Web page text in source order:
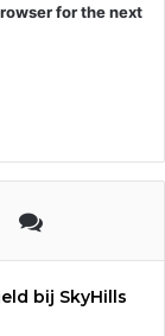
for the next
bij SkyHills